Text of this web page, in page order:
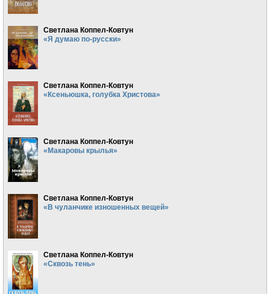
Светлана Коппел-Ковтун
«Я думаю по-русски»
Светлана Коппел-Ковтун
«Ксеньюшка, голубка Христова»
Светлана Коппел-Ковтун
«Макаровы крылья»
Светлана Коппел-Ковтун
«В чуланчике изношенных вещей»
Светлана Коппел-Ковтун
«Сквозь тень»